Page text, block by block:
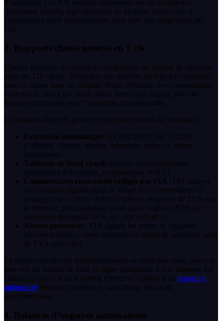
d’utilisation. Les 8 % restants concernent des cas complexes
(paiements partiels, regroupements de factures, avoirs) que le
collaborateur traite manuellement, mais avec des suggestions de
l’IA.
3. Rapports clients générés en 1 clic
Chaque trimestre, le cabinet devait produire un rapport de situation
pour ses 120 clients. Extraction des données du logiciel comptable,
mise en forme dans un template Word, rédaction des commentaires
contextuels, envoi par email. Deux heures par dossier, soit 240
heures par trimestre pour l’ensemble du portefeuille.
La solution déployée génère le rapport en moins de 5 minutes :
Extraction automatique des indicateurs clés : chiffre
d’affaires, charges, résultat, trésorerie, créances, dettes
fournisseurs
Tableaux de bord visuels générés automatiquement
(graphiques d’évolution, comparaisons N/N-1)
Commentaires contextuels rédigés par l’IA
: l’IA analyse
les variations significatives et rédige des commentaires en
langage clair (« Votre chiffre d’affaires progresse de 12 % sur
le trimestre, principalement porté par le segment B2B qui
représente désormais 65 % de votre activité »)
Alertes proactives : l’IA signale les points de vigilance
(trésorerie tendue, client important en retard de paiement, seuil
de TVA approché)
Le rapport est envoyé automatiquement au client par email, avec un
lien vers un tableau de bord en ligne consultable à tout moment. Le
cabinet est passé d’un reporting trimestriel statique à un reporting
automatisé mensuel dynamique, sans charge de travail
supplémentaire.
4. Relances d’impayés automatisées